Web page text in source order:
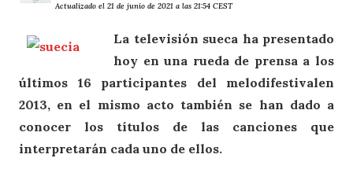
Actualizado el 21 de junio de 2021 a las 21:54 CEST
La televisión sueca ha presentado
hoy en una rueda de prensa a los
últimos 16 participantes del melodifestivalen
2013, en el mismo acto también se han dado a
conocer los títulos de las canciones que
interpretarán cada uno de ellos.